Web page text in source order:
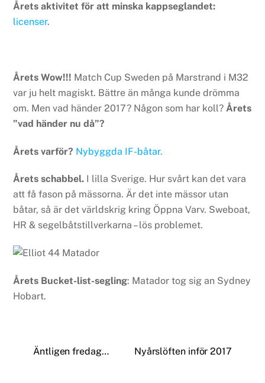
Årets aktivitet för att minska kappseglandet:
licenser.
Årets Wow!!! Match Cup Sweden på Marstrand i M32
var ju helt magiskt. Bättre än många kunde drömma
om. Men vad händer 2017? Någon som har koll?Årets
”vad händer nu då”?
Årets varför? Nybyggda IF-båtar.
Årets schabbel. I lilla Sverige. Hur svårt kan det vara
att få fason på mässorna. Är det inte mässor utan
båtar, så är det världskrig kring Öppna Varv. Sweboat,
HR & segelbåtstillverkarna – lös problemet.
Årets Bucket-list-segling: Matador tog sig an Sydney
Hobart.
Äntligen fredag… Nyårslöften inför 2017